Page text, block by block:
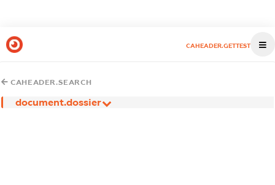
CAHEADER.GETTEST
CAHEADER.SEARCH
document.dossier